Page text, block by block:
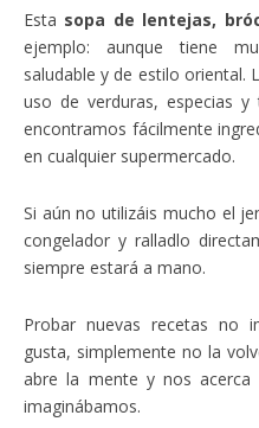
Esta sopa de lentejas,
ejemplo: aunque tiene
saludable y de estilo oriental.
uso de verduras, especias
encontramos fácilmente
en cualquier supermercado.
Si aún no utilizáis mucho el
congelador y ralladlo
siempre estará a mano.
Probar nuevas recetas no
gusta, simplemente no la
abre la mente y nos
imaginábamos.